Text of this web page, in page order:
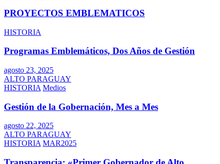
PROYECTOS EMBLEMATICOS
HISTORIA
Programas Emblemáticos, Dos Años de Gestión
agosto 23, 2025
ALTO PARAGUAY
HISTORIA Medios
Gestión de la Gobernación, Mes a Mes
agosto 22, 2025
ALTO PARAGUAY
HISTORIA MAR2025